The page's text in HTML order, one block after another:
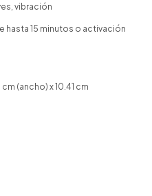
vibración
15 minutos o activación
(ancho) x 10.41 cm